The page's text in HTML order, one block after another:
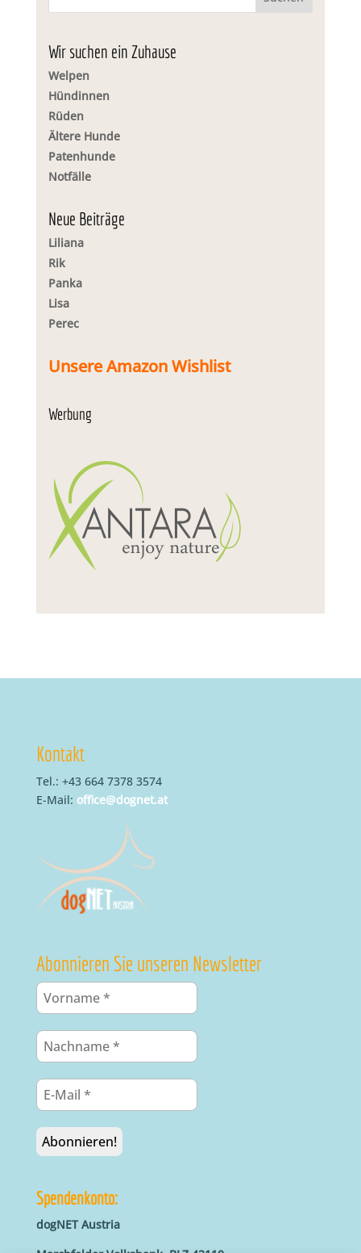
Wir suchen ein Zuhause
Welpen
Hündinnen
Rüden
Ältere Hunde
Patenhunde
Notfälle
Neue Beiträge
Liliana
Rik
Panka
Lisa
Perec
Unsere Amazon Wishlist
Werbung
Kontakt
Tel.: +43 664 7378 3574
E-Mail: office@dognet.at
Abonnieren Sie unseren Newsletter
Spendenkonto:
dogNET Austria